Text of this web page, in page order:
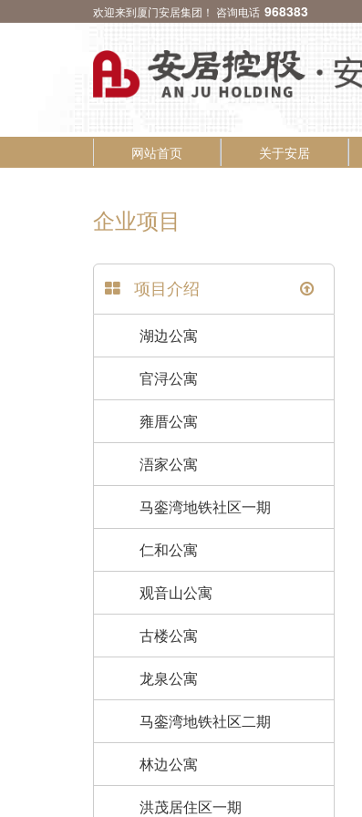
欢迎来到厦门安居集团！ 咨询电话 968383
网站首页 关于安居
企业项目
项目介绍
湖边公寓
官浔公寓
雍厝公寓
浯家公寓
马銮湾地铁社区一期
仁和公寓
观音山公寓
古楼公寓
龙泉公寓
马銮湾地铁社区二期
林边公寓
洪茂居住区一期